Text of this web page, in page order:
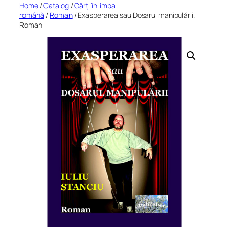
Home/Catalog/Cărți în limba
română / Roman/ Exasperarea sau Dosarul manipulării.
Roman